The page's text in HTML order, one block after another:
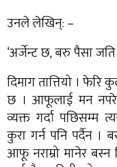
उनले लेखिन्: –
‘अर्जेन्ट छ, बरु पैसा जति
दिमाग तात्तियो । फेरि
छ । आफूलाई मन
व्यक्त गर्दा पछिसम्म
कुरा गर्न पनि पर्दैन ।
आफू नराम्रो मानेर